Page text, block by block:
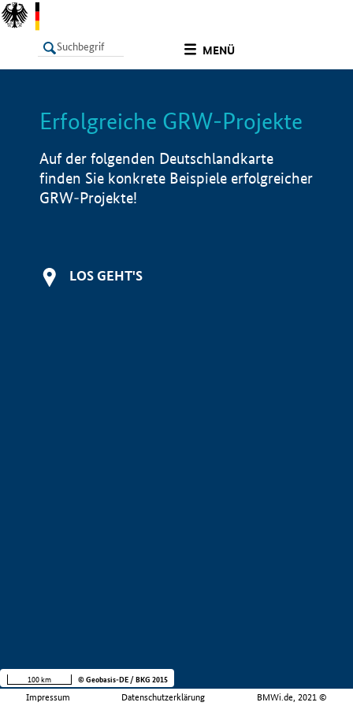
MENÜ
LISTE Info
Erfolgreiche GRW-Projekte
Auf der folgenden Deutschlandkarte
finden Sie konkrete Beispiele erfolgreicher
GRW-Projekte!
LOS GEHT'S
Impressum Datenschutzerklärung BMWi.de, 2021 ©
100 km © Geobasis-DE / BKG 2015